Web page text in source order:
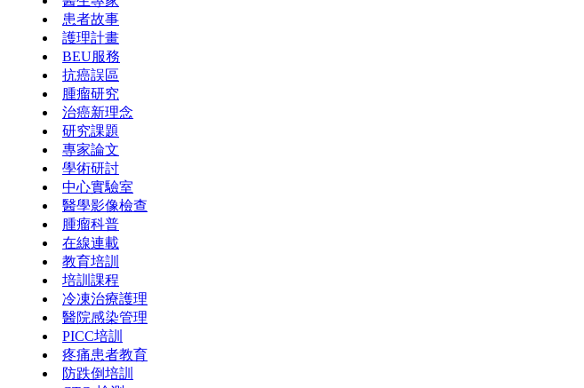
患者故事
護理計畫
BEU服務
抗癌誤區
腫瘤研究
治癌新理念
研究課題
專家論文
學術研討
中心實驗室
醫學影像檢查
腫瘤科普
在線連載
教育培訓
培訓課程
冷凍治療護理
醫院感染管理
PICC培訓
疼痛患者教育
防跌倒培訓